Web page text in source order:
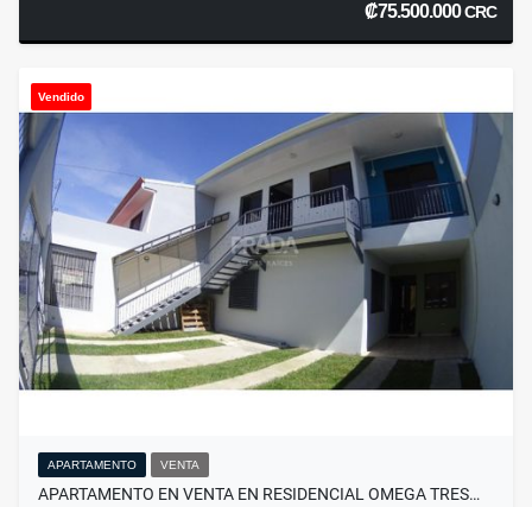
₡75.500.000CRC
Vendido
APARTAMENTO VENTA
APARTAMENTO EN VENTA EN RESIDENCIAL OMEGA TRES…